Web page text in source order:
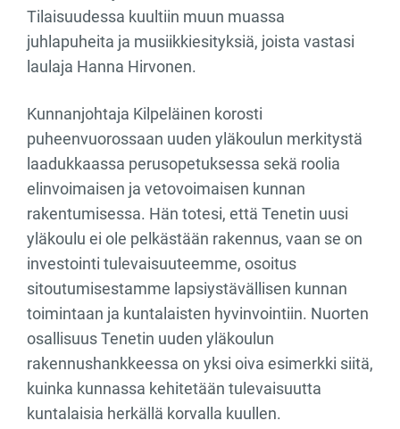
Tilaisuudessa kuultiin muun muassa
juhlapuheita ja musiikkiesityksiä, joista vastasi
laulaja Hanna Hirvonen.
Kunnanjohtaja Kilpeläinen korosti
puheenvuorossaan uuden yläkoulun merkitystä
laadukkaassa perusopetuksessa sekä roolia
elinvoimaisen ja vetovoimaisen kunnan
rakentumisessa. Hän totesi, että Tenetin uusi
yläkoulu ei ole pelkästään rakennus, vaan se on
investointi tulevaisuuteemme, osoitus
sitoutumisestamme lapsiystävällisen kunnan
toimintaan ja kuntalaisten hyvinvointiin. Nuorten
osallisuus Tenetin uuden yläkoulun
rakennushankkeessa on yksi oiva esimerkki siitä,
kuinka kunnassa kehitetään tulevaisuutta
kuntalaisia herkällä korvalla kuullen.